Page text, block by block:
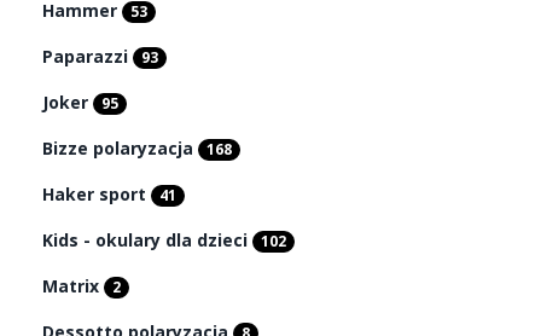
Hammer 53
Paparazzi 93
Joker 95
Bizze polaryzacja 168
Haker sport 41
Kids - okulary dla dzieci 102
Matrix 2